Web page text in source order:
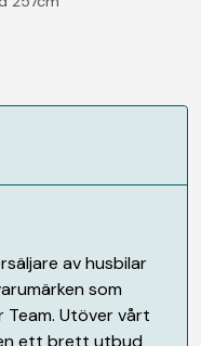
av husbilar
som
Team. Utöver vårt
ett brett utbud